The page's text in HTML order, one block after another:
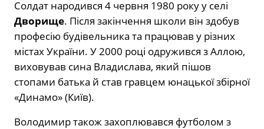
Солдат народився 4 червня 1980 року у селі
Дворище. Після закінчення школи він здобув
професію будівельника та працював у різних
містах України. У 2000 році одружився з Аллою,
виховував сина Владислава, який пішов
стопами батька й став гравцем юнацької збірної
«Динамо» (Київ).
Володимир також захоплювався футболом з